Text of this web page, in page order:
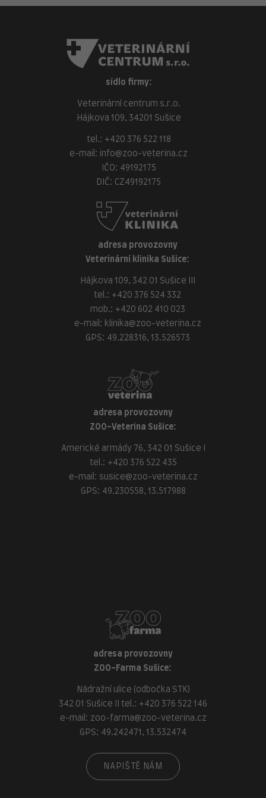
sídlo firmy:
Veterinární centrum s.r.o.
Hájkova 109, 34201 Sušice
tel.: +420 376 522 118
e-mail:
info@zoo-veterina.cz
IČO: 49192175
DIČ: CZ49192175
adresa provozovny
Veterinární klinika Sušice:
Hájkova 109, 342 01 Sušice III
tel.: +420 376 524 332
mob.: +420 602 410 023
e-mail: klinika@zoo-veterina.cz
GPS: 49.228316, 13.526573
adresa provozovny
ZOO-Veterina Sušice:
Americké armády 76, 342 01 Sušice I
tel.: +420 376 522 435
e-mail: susice@zoo-veterina.cz
GPS: 49.230558, 13.517988
adresa provozovny
ZOO-Farma Sušice:
Nádražní ulice (odbočka STK)
342 01 Sušice II tel.: +420 376 522 146
e-mail: zoo-farma@zoo-veterina.cz
GPS: 49.242471, 13.532474
NAPIŠTĚ NÁM